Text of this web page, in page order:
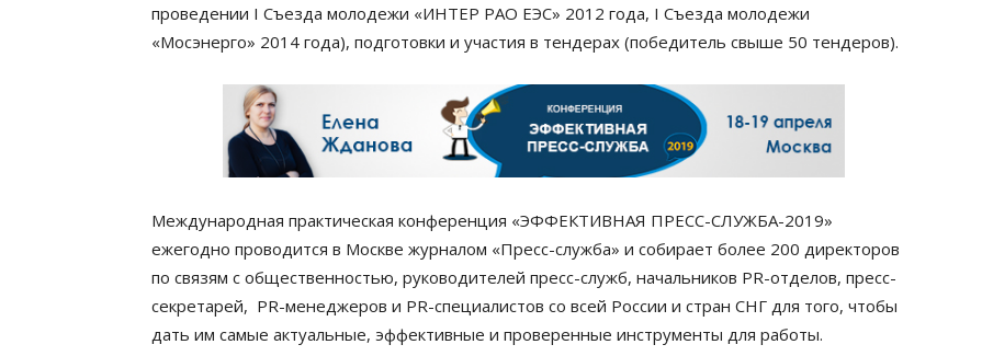
проведении I Съезда молодежи «ИНТЕР РАО ЕЭС» 2012 года, I Съезда молодежи
«Мосэнерго» 2014 года), подготовки и участия в тендерах (победитель свыше 50 тендеров).
Международная практическая конференция «ЭФФЕКТИВНАЯ ПРЕСС-СЛУЖБА-2019»
ежегодно проводится в Москве журналом «Пресс-служба» и собирает более 200 директоров
по связям с общественностью, руководителей пресс-служб, начальников PR-отделов, пресс-
секретарей, PR-менеджеров и PR-специалистов со всей России и стран СНГ для того, чтобы
дать им самые актуальные, эффективные и проверенные инструменты для работы.